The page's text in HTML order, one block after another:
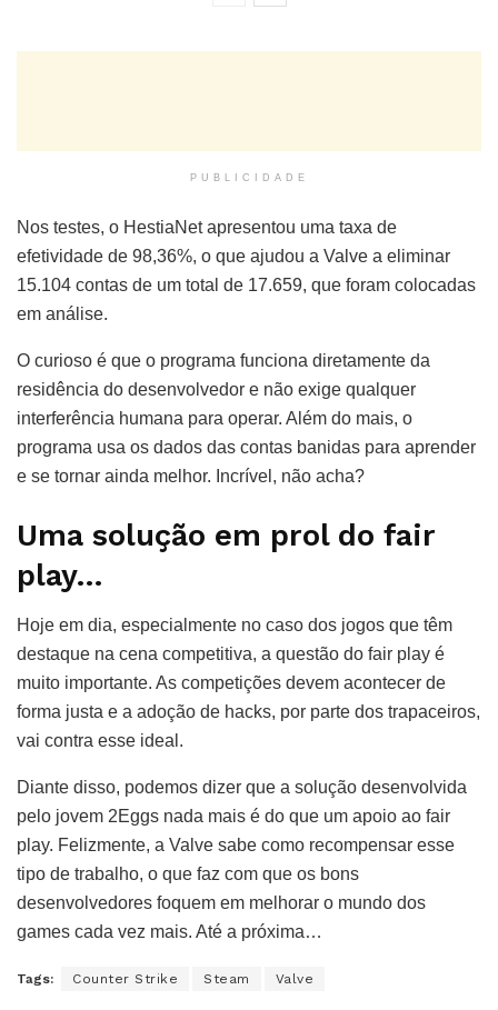
PUBLICIDADE
Nos testes, o HestiaNet apresentou uma taxa de
efetividade de 98,36%, o que ajudou a Valve a eliminar
15.104 contas de um total de 17.659, que foram colocadas
em análise.
O curioso é que o programa funciona diretamente da
residência do desenvolvedor e não exige qualquer
interferência humana para operar. Além do mais, o
programa usa os dados das contas banidas para aprender
e se tornar ainda melhor. Incrível, não acha?
Uma solução em prol do fair
play…
Hoje em dia, especialmente no caso dos jogos que têm
destaque na cena competitiva, a questão do fair play é
muito importante. As competições devem acontecer de
forma justa e a adoção de hacks, por parte dos trapaceiros,
vai contra esse ideal.
Diante disso, podemos dizer que a solução desenvolvida
pelo jovem 2Eggs nada mais é do que um apoio ao fair
play. Felizmente, a Valve sabe como recompensar esse
tipo de trabalho, o que faz com que os bons
desenvolvedores foquem em melhorar o mundo dos
games cada vez mais. Até a próxima…
Tags: Counter Strike Steam Valve